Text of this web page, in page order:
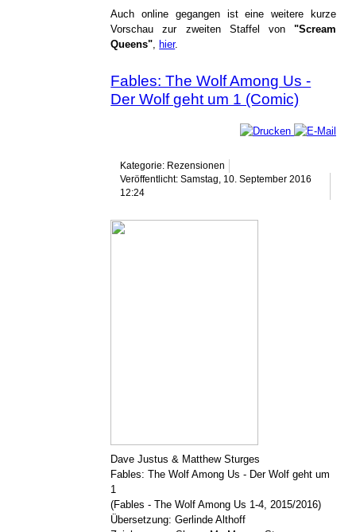
Auch online gegangen ist eine weitere kurze
Vorschau zur zweiten Staffel von "Scream
Queens", hier.
Fables: The Wolf Among Us -
Der Wolf geht um 1 (Comic)
Kategorie: Rezensionen
Veröffentlicht: Samstag, 10. September 2016
12:24
Dave Justus & Matthew Sturges
Fables: The Wolf Among Us - Der Wolf geht um
1
(Fables - The Wolf Among Us 1-4, 2015/2016)
Übersetzung: Gerlinde Althoff